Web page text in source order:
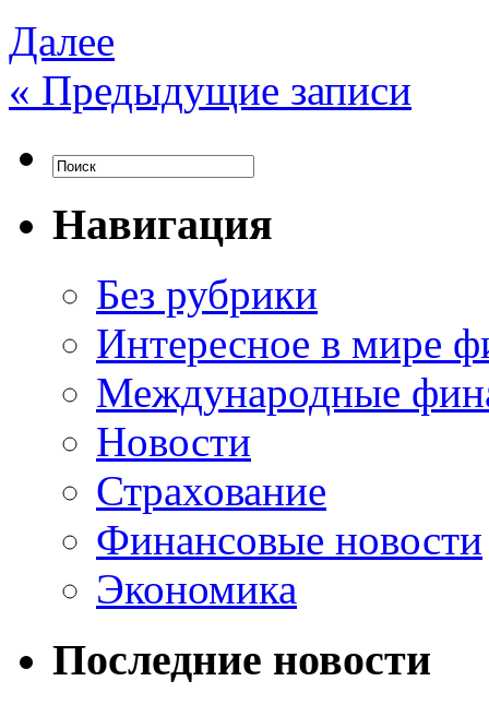
Далее
« Предыдущие записи
Навигация
Без рубрики
Интересное в мире
Международные
Новости
Страхование
Финансовые новости
Экономика
Последние новости